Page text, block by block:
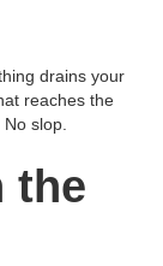
drains your
reaches the
slop.
the